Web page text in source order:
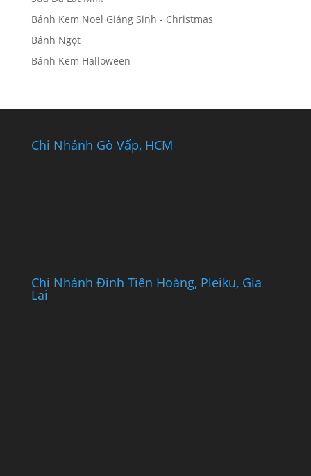
Bánh Kem Noel Giáng Sinh - Christmas
Bánh Ngọt
Bánh Kem Halloween
Chi Nhánh Gò Vấp, HCM
Chi Nhánh Đinh Tiên Hoàng, Pleiku, Gia
Lai